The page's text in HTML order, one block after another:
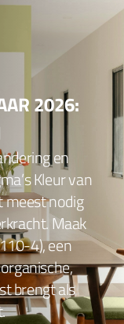
2026:
en
Kleur van
meest nodig
Maak
4), een
brengt als